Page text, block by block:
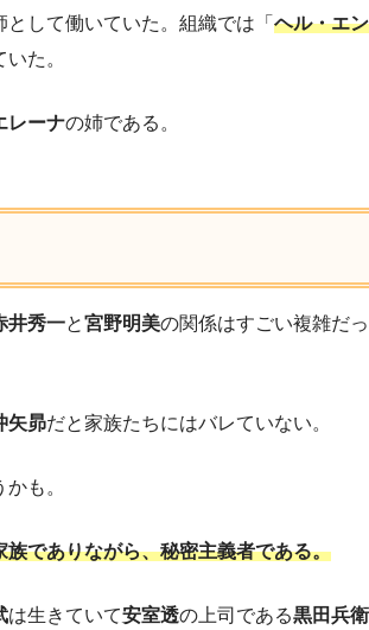
して働いていた。組織では「 ヘル・エン
た。
レーナの姉である。
井秀一と宮野明美の関係はすごい複雑だっ
矢昴だと家族たちにはバレていない。
も。
族でありながら、秘密主義者である。
は生きていて安室透の上司である黒田兵衛